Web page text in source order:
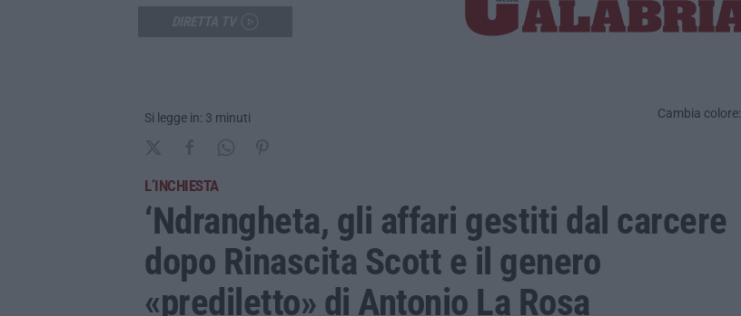
Si legge in: 3 minuti Cambia colore:
L’INCHIESTA
‘Ndrangheta, gli affari gestiti dal carcere
dopo Rinascita Scott e il genero
«prediletto» di Antonio La Rosa